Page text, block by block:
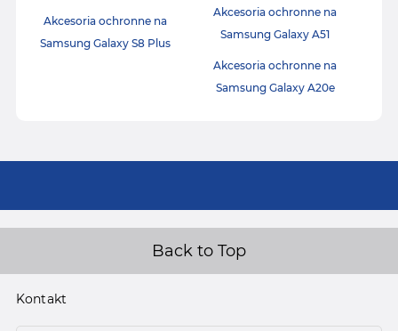
Akcesoria ochronne na
Samsung Galaxy S8 Plus
Akcesoria ochronne na
Samsung Galaxy A51
Akcesoria ochronne na
Samsung Galaxy A20e
Back to Top
Kontakt